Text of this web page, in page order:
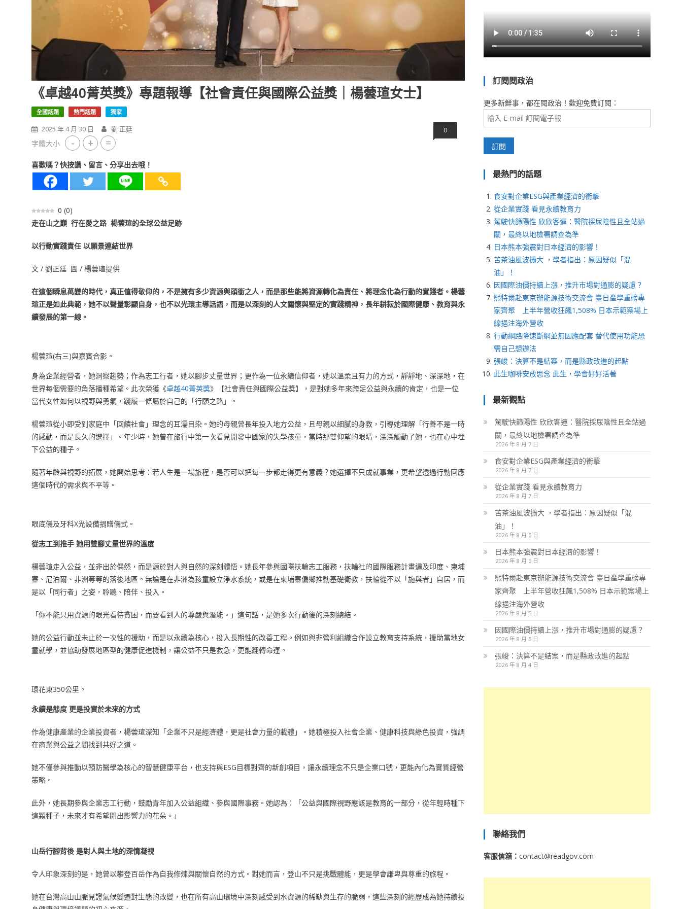
《卓越40菁英獎》專題報導【社會責任與國際公益獎｜楊蕓瑄女士】
全國話題 熱門話題 獨家
2025 年 4 月 30 日 劉 正廷 0
字體大小 - + =
喜歡嗎？快按讚、留言、分享出去哦！
0 (0)
走在山之巔 行在愛之路 楊蕓瑄的全球公益足跡
以行動實踐責任 以願景連結世界
文 / 劉正廷 圖 / 楊蕓瑄提供
在這個瞬息萬變的時代，真正值得敬仰的，不是擁有多少資源與頭銜之人，而是那些能將資源轉化為責任、將理念化為行動的實踐者。楊蕓
瑄正是如此典範，她不以聲量彰顯自身，也不以光環主導話語，而是以深刻的人文關懷與堅定的實踐精神，長年耕耘於國際健康、教育與永
續發展的第一線。
楊蕓瑄(右三)與嘉賓合影。
身為企業經營者，她洞察趨勢；作為志工行者，她以腳步丈量世界；更作為一位永續信仰者，她以溫柔且有力的方式，靜靜地、深深地，在
世界每個需要的角落播種希望。此次榮獲《卓越40菁英獎》【社會責任與國際公益獎】，是對她多年來跨足公益與永續的肯定，也是一位
當代女性如何以視野與勇氣，踐履一條屬於自己的「行願之路」。
楊蕓瑄從小即受到家庭中「回饋社會」理念的耳濡目染。她的母親曾長年投入地方公益，且母親以細膩的身教，引導她理解「行善不是一時
的感動，而是長久的選擇」。年少時，她曾在旅行中第一次看見開發中國家的失學孩童，當時那雙仰望的眼睛，深深觸動了她，也在心中埋
下公益的種子。
隨著年齡與視野的拓展，她開始思考：若人生是一場旅程，是否可以把每一步都走得更有意義？她選擇不只成就事業，更希望透過行動回應
這個時代的需求與不平等。
眼底儀及牙科X光設備捐贈儀式。
從志工到推手 她用雙腳丈量世界的溫度
楊蕓瑄走入公益，並非出於偶然，而是源於對人與自然的深刻體悟。她長年參與國際扶輪志工服務，扶輪社的國際服務計畫遍及印度、柬埔
寨、尼泊爾、非洲等等的落後地區。無論是在非洲為孩童設立淨水系統，或是在柬埔寨偏鄉推動基礎衛教，扶輪從不以「施與者」自居，而
是以「同行者」之姿，聆聽、陪伴、投入。
「你不能只用資源的眼光看待貧困，而要看到人的尊嚴與潛能。」這句話，是她多次行動後的深刻總結。
她的公益行動並未止於一次性的援助，而是以永續為核心，投入長期性的改善工程。例如與非營利組織合作設立教育支持系統，援助當地女
童就學，並協助發展地區型的健康促進機制，讓公益不只是救急，更能翻轉命運。
環花東350公里。
永續是態度 更是投資於未來的方式
作為健康產業的企業投資者，楊蕓瑄深知「企業不只是經濟體，更是社會力量的載體」。她積極投入社會企業、健康科技與綠色投資，強調
在商業與公益之間找到共好之道。
她不僅參與推動以預防醫學為核心的智慧健康平台，也支持與ESG目標對齊的新創項目，讓永續理念不只是企業口號，更能內化為實質經營
策略。
此外，她長期參與企業志工行動，鼓勵青年加入公益組織、參與國際事務。她認為：「公益與國際視野應該是教育的一部分，從年輕時種下
這顆種子，未來才有希望開出影響力的花朵。」
山岳行腳背後 是對人與土地的深情凝視
令人印象深刻的是，她曾以攀登百岳作為自我修煉與關懷自然的方式。對她而言，登山不只是挑戰體能，更是學會謙卑與尊重的旅程。
她在台灣高山山脈見證氣候變遷對生態的改變，也在所有高山環境中深刻感受到水資源的稀缺與生存的脆弱，這些深刻的經歷成為她持續投
訂閱閱政治
更多新鮮事，都在閱政治！歡迎免費訂閱：
最熱門的話題
食安對企業ESG與產業經濟的衝擊
從企業實踐 看見永續教育力
駕駛快篩陽性 欣欣客運：醫院採尿陰性且全站過
關，最終以地檢署調查為準
日本熊本強震對日本經濟的影響！
苦茶油風波擴大 ，學者指出：原因疑似「混
油」！
因國際油價持續上漲，推升市場對通膨的疑慮？
熙特爾赴東京辦能源技術交流會 臺日產學重磅專
家齊聚 上半年營收狂飆1,508% 日本示範案場上
線挹注海外營收
行動網路降速斷網並無因應配套 替代使用功能恐
需自己想辦法
張峻：決算不是結案，而是縣政改進的起點
此生咖啡安放思念 此生，學會好好活著
最新觀點
駕駛快篩陽性 欣欣客運：醫院採尿陰性且全站過
關，最終以地檢署調查為準
2026 年 8 月 7 日
食安對企業ESG與產業經濟的衝擊
2026 年 8 月 7 日
從企業實踐 看見永續教育力
2026 年 8 月 7 日
苦茶油風波擴大 ，學者指出：原因疑似「混
油」！
2026 年 8 月 6 日
日本熊本強震對日本經濟的影響！
2026 年 8 月 6 日
熙特爾赴東京辦能源技術交流會 臺日產學重磅專
家齊聚 上半年營收狂飆1,508% 日本示範案場上
線挹注海外營收
2026 年 8 月 5 日
因國際油價持續上漲，推升市場對通膨的疑慮？
2026 年 8 月 5 日
張峻：決算不是結案，而是縣政改進的起點
2026 年 8 月 4 日
聯絡我們
客服信箱： contact@readgov.com